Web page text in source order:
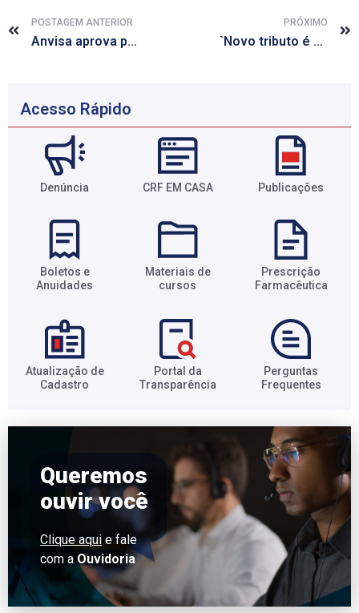
POSTAGEM ANTERIOR
Anvisa aprova primeiro remédio via oral para tratar hepatite C
PRÓXIMO
`Novo tributo é o caminho para garantir a sustentabilidade do sistema de saúde`
Acesso Rápido
Denúncia CRF EM CASA Publicações
Boletos e
Anuidades​
Materiais de
cursos​
Prescrição
Farmacêutica​
Atualização de
Cadastro​
Portal da
Transparência​
Perguntas
Frequentes​
Queremos
ouvir você
Clique aqui e fale
com a Ouvidoria